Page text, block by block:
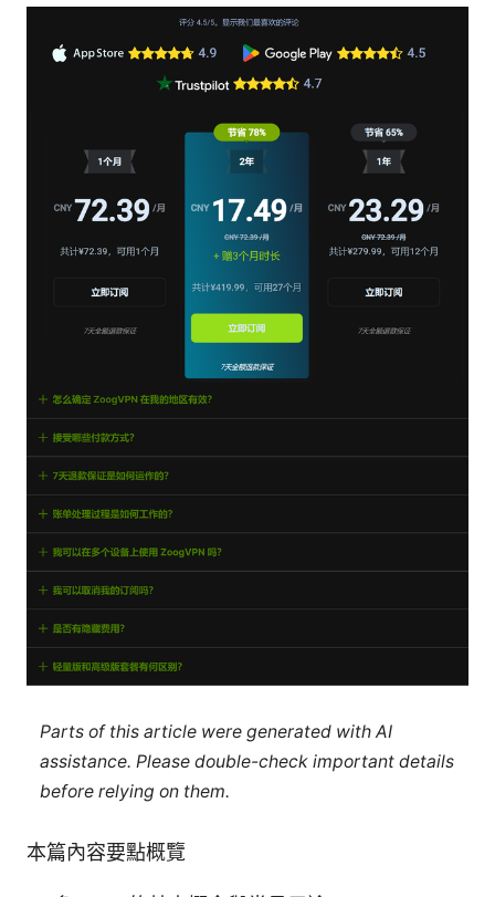
Parts of this article were generated with AI
assistance. Please double-check important details
before relying on them.
本篇內容要點概覽